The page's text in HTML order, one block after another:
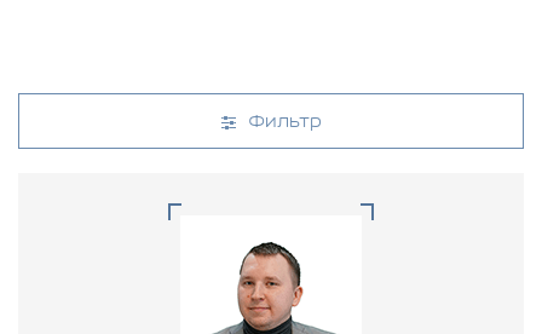
Фильтр